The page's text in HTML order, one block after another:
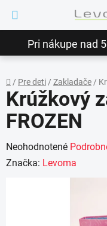
obsah
Pri nákupe nad
Domov
/ Pre deti/ Zakladače/
Krúžkový
FROZEN
Priemerné
hodnotenie
Neohodnotené
Značka: Levoma